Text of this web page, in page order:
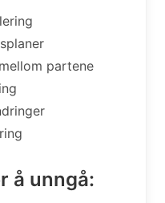
partene
å unngå: